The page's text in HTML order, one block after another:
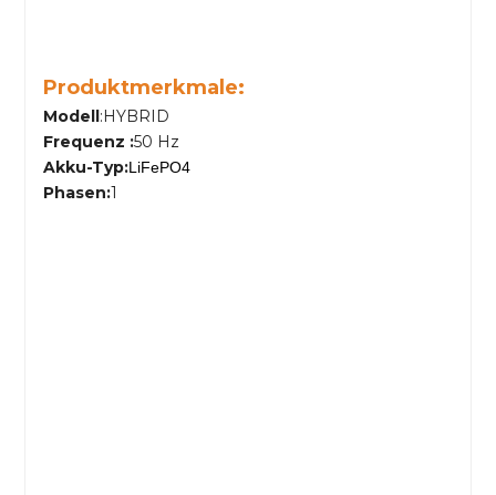
Produktmerkmale:
Modell :HYBRID
Frequenz :50 Hz
Akku-Typ:LiFePO4
Phasen:1